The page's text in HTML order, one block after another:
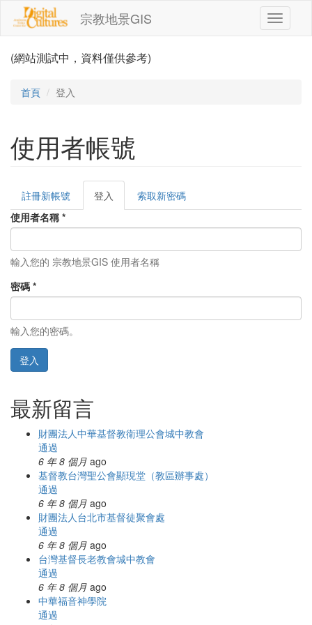
移至主內容
宗教地景GIS
Toggle
(網站測試中，資料僅供參考)
首頁 登入
使用者帳號
主要索引標籤
註冊新帳號 登入
籤)
索取新密碼
使用者名稱 *
輸入您的 宗教地景GIS 使用者名稱
密碼 *
輸入您的密碼。
登入
最新留言
財團法人中華基督教衛理公會城中教會
通過
6 年 8 個月 ago
基督教台灣聖公會顯現堂（教區辦事處）
通過
6 年 8 個月 ago
財團法人台北市基督徒聚會處
通過
6 年 8 個月 ago
台灣基督長老教會城中教會
通過
6 年 8 個月 ago
中華福音神學院
通過